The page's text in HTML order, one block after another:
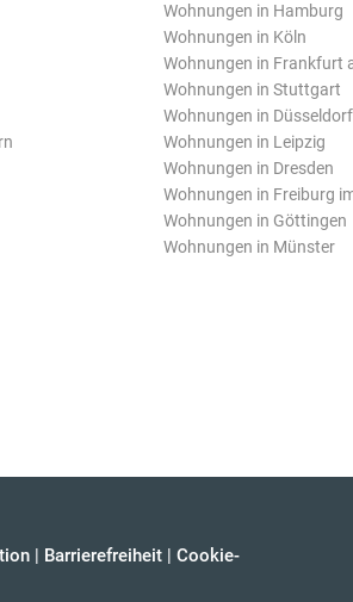
Wohnungen in Hamburg
Wohnungen in Köln
Wohnungen in Frankfurt
Wohnungen in Stuttgart
Wohnungen in Düsseldorf
Wohnungen in Leipzig
Wohnungen in Dresden
Wohnungen in Freiburg
Wohnungen in Göttingen
Wohnungen in Münster
| Barrierefreiheit | Cookie-